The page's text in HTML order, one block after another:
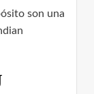
son una